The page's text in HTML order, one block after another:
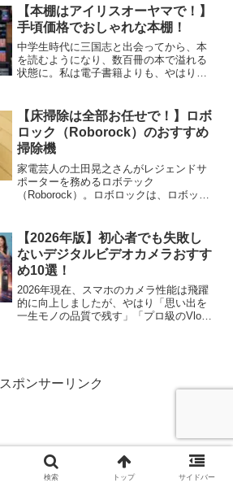
セットボンベタイプもあります。そこ
で、今売れているガス暖房機器を紹介し
ます。
【本棚はアイリスオーヤマで！】
手頃価格でおしゃれな本棚！
中学生時代に三国志と出会ってから、本
を読むようになり、数百冊の本で溢れる
状態に。私は電子書籍よりも、やはり文
ます。参考にして頂ければ、幸いです。
【床掃除は全部お任せで！】ロボ
ロック（Roborock）のおすすめ
掃除機
家電芸人の土田晃之さんがレジェンドサ
ポーターを務めるロボテック
（Roborock）。ロボロックは、ロボット
メーカーのシャオミ（Xiaomi）が出資し
ており、今人気のロボット掃除機です。
【2026年版】初心者でも失敗し
ないデジタルビデオカメラおすす
め10選！
2026年現在、スマホのカメラ性能は飛躍
的に向上しましたが、やはり「思い出を
一生モノの品質で残す」「プロ級のVlog
変換」を瞬時にこなすモデルなど、一昔
前とは別次元の進化を遂げています。
スポンサーリンク
検索 トップ サイドバー